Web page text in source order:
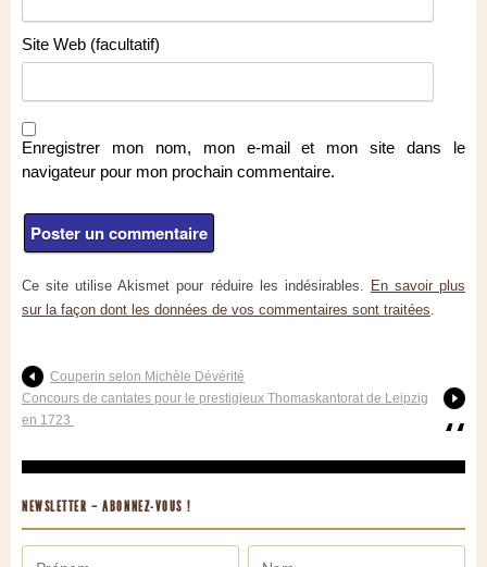
Site Web (facultatif)
Enregistrer mon nom, mon e-mail et mon site dans le
navigateur pour mon prochain commentaire.
Ce site utilise Akismet pour réduire les indésirables. En savoir plus
sur la façon dont les données de vos commentaires sont traitées.
Couperin selon Michèle Dévérité
Concours de cantates pour le prestigieux Thomaskantorat de Leipzig
en 1723
NEWSLETTER – ABONNEZ-VOUS !